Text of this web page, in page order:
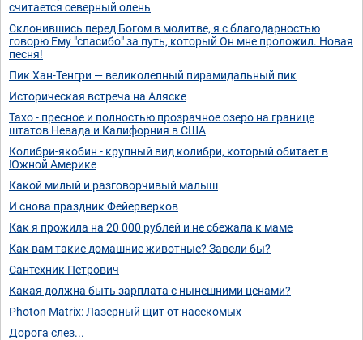
считается северный олень
Склонившись перед Богом в молитве, я с благодарностью
говорю Ему "спасибо" за путь, который Он мне проложил. Новая
песня!
Пик Хан-Тенгри — великолепный пирамидальный пик
Историческая встреча на Аляске
Тахо - пресное и полностью прозрачное озеро на границе
штатов Невада и Калифорния в США
Колибри-якобин - крупный вид колибри, который обитает в
Южной Америке
Какой милый и разговорчивый малыш
И снова праздник Фейерверков
Как я прожила на 20 000 рублей и не сбежала к маме
Как вам такие домашние животные? Завели бы?
Сантехник Петрович
Какая должна быть зарплата с нынешними ценами?
Photon Matrix: Лазерный щит от насекомых
Дорога слез...